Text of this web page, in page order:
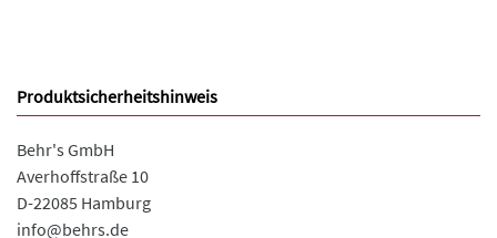
Produktsicherheitshinweis
Behr's GmbH
Averhoffstraße 10
D-22085 Hamburg
info@behrs.de